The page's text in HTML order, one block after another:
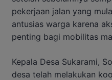
pekerjaan jalan yang
antusias warga karena
penting bagi mobilitas
Kepala Desa Sukarami,
desa telah melakukan